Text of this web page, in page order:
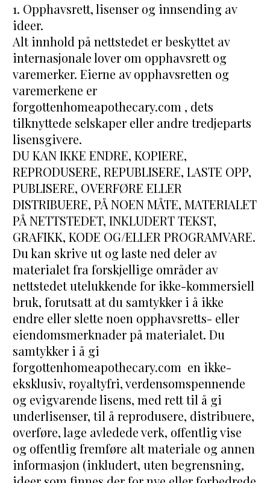
1. Opphavsrett, lisenser og innsending av
ideer.
Alt innhold på nettstedet er beskyttet av
internasjonale lover om opphavsrett og
varemerker. Eierne av opphavsretten og
varemerkene er
forgottenhomeapothecary.com , dets
tilknyttede selskaper eller andre tredjeparts
lisensgivere.
DU KAN IKKE ENDRE, KOPIERE,
REPRODUSERE, REPUBLISERE, LASTE OPP,
PUBLISERE, OVERFØRE ELLER
DISTRIBUERE, PÅ NOEN MÅTE, MATERIALET
PÅ NETTSTEDET, INKLUDERT TEKST,
GRAFIKK, KODE OG/ELLER PROGRAMVARE.
Du kan skrive ut og laste ned deler av
materialet fra forskjellige områder av
nettstedet utelukkende for ikke-kommersiell
bruk, forutsatt at du samtykker i å ikke
endre eller slette noen opphavsretts- eller
eiendomsmerknader på materialet. Du
samtykker i å gi
forgottenhomeapothecary.com  en ikke-
eksklusiv, royaltyfri, verdensomspennende
og evigvarende lisens, med rett til å gi
underlisenser, til å reprodusere, distribuere,
overføre, lage avledede verk, offentlig vise
og offentlig fremføre alt materiale og annen
informasjon (inkludert, uten begrensning,